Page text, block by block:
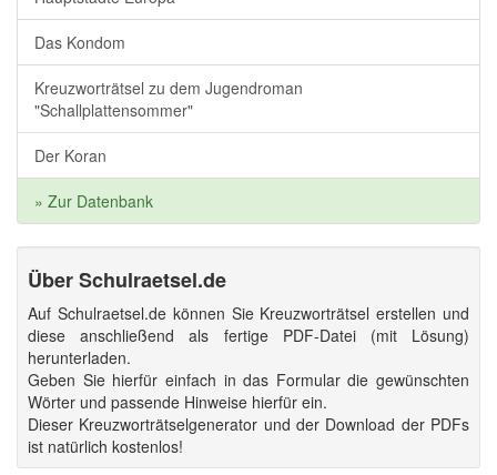
Das Kondom
Kreuzworträtsel zu dem Jugendroman
"Schallplattensommer"
Der Koran
» Zur Datenbank
Über Schulraetsel.de
Auf Schulraetsel.de können Sie Kreuzworträtsel erstellen und
diese anschließend als fertige PDF-Datei (mit Lösung)
herunterladen.
Geben Sie hierfür einfach in das Formular die gewünschten
Wörter und passende Hinweise hierfür ein.
Dieser Kreuzworträtselgenerator und der Download der PDFs
ist natürlich kostenlos!